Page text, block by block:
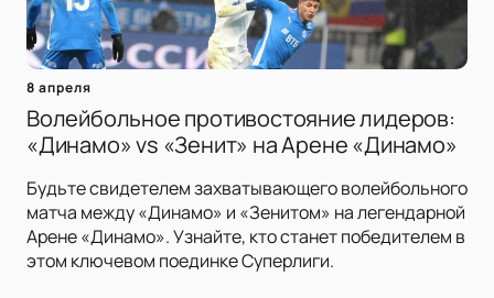
8 апреля
Волейбольное противостояние лидеров:
«Динамо» vs «Зенит» на Арене «Динамо»
Будьте свидетелем захватывающего волейбольного
матча между «Динамо» и «Зенитом» на легендарной
Арене «Динамо». Узнайте, кто станет победителем в
этом ключевом поединке Суперлиги.